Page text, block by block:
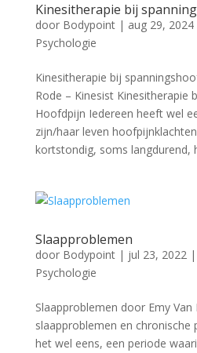
Kinesitherapie bij
door Bodypoint| aug 29, 2024
Psychologie
Kinesitherapie bij
Rode – Kinesist Kinesitherapie
Hoofdpijn Iedereen heeft wel
zijn/haar leven
kortstondig, soms langdurend,
Slaapproblemen
door Bodypoint| jul 23, 2022|
Psychologie
Slaapproblemen door Emy
slaapproblemen en chronische
het wel eens, een periode